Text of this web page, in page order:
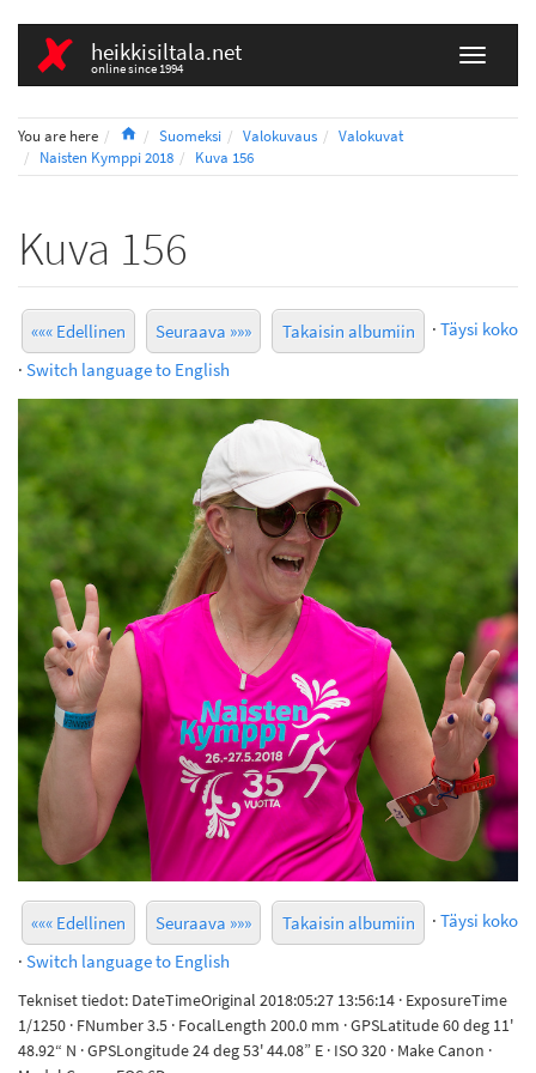
heikkisiltala.net
online since 1994
You are here HomeSuomeksi Valokuvaus
Valokuvat
Naisten Kymppi 2018
Kuva 156
Kuva 156
««« Edellinen Seuraava »»» Takaisin albumiin · Täysi koko
· Switch language to English
««« Edellinen Seuraava »»» Takaisin albumiin · Täysi koko
· Switch language to English
Tekniset tiedot: DateTimeOriginal 2018:05:27 13:56:14 · ExposureTime
1/1250 · FNumber 3.5 · FocalLength 200.0 mm · GPSLatitude 60 deg 11'
48.92“ N · GPSLongitude 24 deg 53' 44.08” E · ISO 320 · Make Canon ·